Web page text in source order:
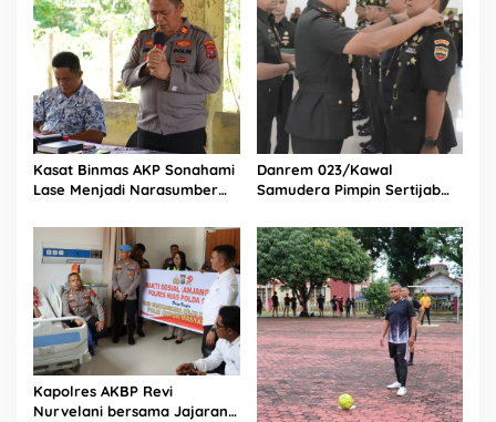
Kasat Binmas AKP Sonahami
Lase Menjadi Narasumber
Persekutuan Doa
Danrem 023/Kawal
Samudera Pimpin Sertijab
Kapolres AKBP Revi
Nurvelani bersama Jajaran